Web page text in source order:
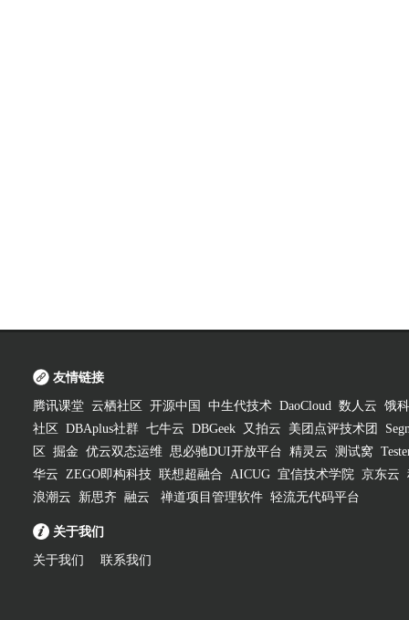
友情链接
腾讯课堂 云栖社区 开源中国 中生代技术 DaoCloud 数人云 饿
社区
DBAplus社群 七牛云 DBGeek 又拍云 美团点评技术团
区
掘金 优云双态运维 思必驰DUI开放平台 精灵云 测试窝
华云 ZEGO即构科技 联想超融合 AICUG 宜信技术学院 京东云
浪潮云
新思齐 融云 禅道项目管理软件 轻流无代码平台
关于我们
关于我们 联系我们